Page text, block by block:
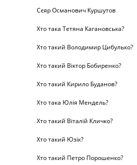
Сєяр Османович Куршутов
Хто така Тетяна Кагановська?
Хто такий Володимир Цибулько?
Хто такий Віктор Бобиренко?
Хто такий Кирило Буданов?
Хто така Юлія Мендель?
Хто такий Віталій Кличко?
Хто такий Юзік?
Хто такий Петро Порошенко?